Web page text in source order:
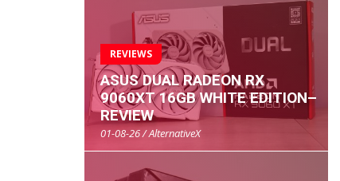
REVIEWS
ASUS DUAL RADEON RX
9060XT 16GB WHITE EDITION–
REVIEW
01-08-26 / AlternativeX